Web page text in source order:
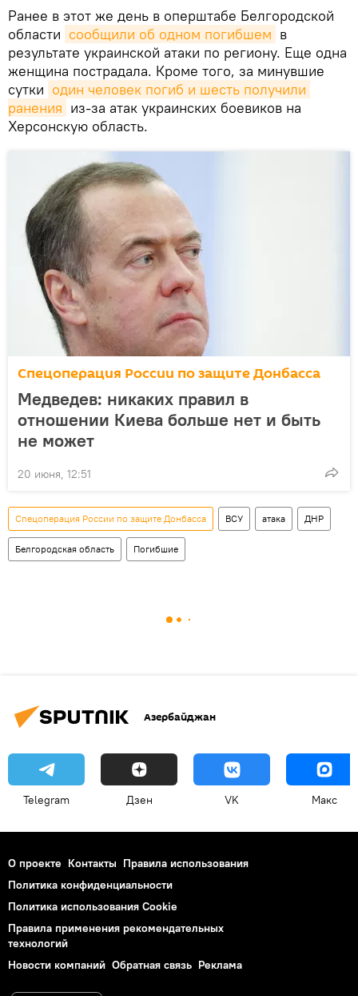
Ранее в этот же день в оперштабе Белгородской
области сообщили об одном погибшем в
результате украинской атаки по региону. Еще одна
женщина пострадала. Кроме того, за минувшие
сутки один человек погиб и шесть получили
ранения из-за атак украинских боевиков на
Херсонскую область.
Спецоперация России по защите Донбасса
Медведев: никаких правил в
отношении Киева больше нет и быть
не может
20 июня, 12:51
Спецоперация России по защите Донбасса ВСУ атака ДНР
Белгородская область Погибшие
Азербайджан
Telegram Дзен VK Макс
О проекте Контакты Правила использования
Политика конфиденциальности
Политика использования Cookie
Правила применения рекомендательных
технологий
Новости компаний Обратная связь Реклама